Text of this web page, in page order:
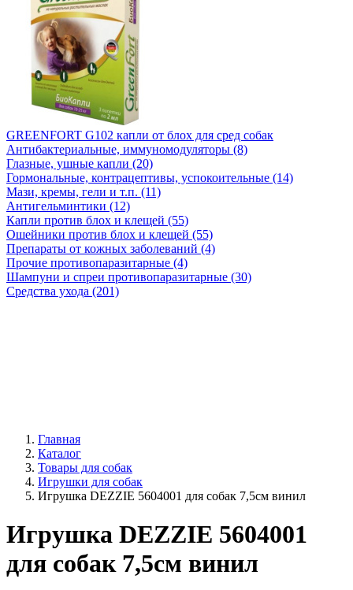
GREENFORT G102 капли от блох для сред собак
Антибактериальные, иммуномодуляторы (8)
Глазные, ушные капли (20)
Гормональные, контрацептивы, успокоительные (14)
Мази, кремы, гели и т.п. (11)
Антигельминтики (12)
Капли против блох и клещей (55)
Ошейники против блох и клещей (55)
Препараты от кожных заболеваний (4)
Прочие противопаразитарные (4)
Шампуни и спреи противопаразитарные (30)
Средства ухода (201)
Главная
Каталог
Товары для собак
Игрушки для собак
Игрушка DEZZIE 5604001 для собак 7,5см винил
Игрушка DEZZIE 5604001
для собак 7,5см винил